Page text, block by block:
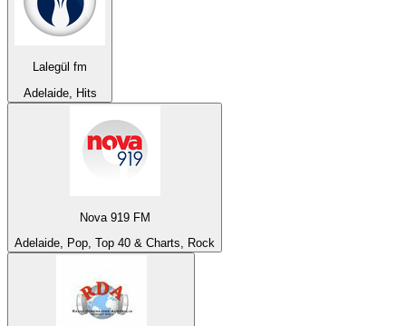
Lalegül fm
Adelaide, Hits
Nova 919 FM
Adelaide, Pop, Top 40 & Charts, Rock